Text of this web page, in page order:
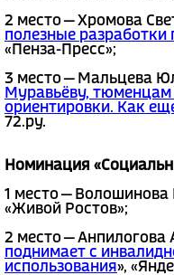
2 место — Хромова
полезные разработки
«Пенза-Пресс»;
3 место — Мальцева
Муравьёву,
ориентировки. Как
72.ру.
Номинация
1 место — Волошинова
«Живой Ростов»;
2 место — Анпилогова
поднимает с
использования»,